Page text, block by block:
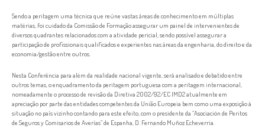
Sendo a peritagem uma técnica que reúne vastas áreas de conhecimento em múltiplas
matérias, foi cuidado da Comissão de Formação assegurar um painel de intervenientes de
diversos quadrantes relacionados com a atividade pericial, sendo possível assegurar a
participação de profissionais qualificados e experientes nas áreas da engenharia, do direito e da
economia/gestão entre outros.
Nesta Conferência para além da realidade nacional vigente, será analisado e debatido entre
outros temas, o enquadramento da peritagem portuguesa com a peritagem internacional,
nomeadamente o processo de revisão da Diretiva 2002/92/EC IMD2 atualmente em
apreciação por parte das entidades competentes da União Europeia bem como uma exposição à
situação no país vizinho contando para este efeito, com o presidente da “Asociación de Peritos
de Seguros y Comisarios de Averías” de Espanha, D. Fernando Muñoz Echeverria.